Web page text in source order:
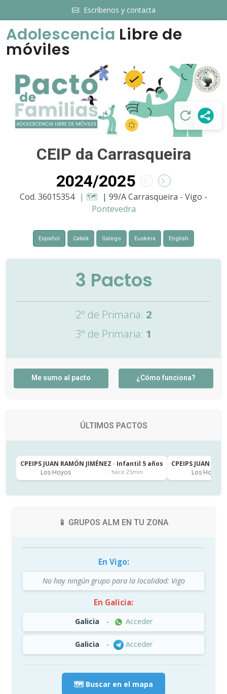
Escríbenos y contacta
Adolescencia Libre de
móviles
CEIP da Carrasqueira
2024/2025
Cod. 36015354 | 🗺️ | 99/A Carrasqueira - Vigo -
Pontevedra
Español Català Galego Euskera English
3 Pactos
2º de Primaria: 2
3º de Primaria: 1
Me sumo al pacto ¿Cómo funciona?
ÚLTIMOS PACTOS
CPEIPS JUAN RAMÓN JIMÉNEZ · Infantil 5 años
Los Hoyos
hace 25min
CPEIPS JUAN
Los Hoyos
📱 GRUPOS ALM EN TU ZONA
En Vigo:
No hay ningún grupo para la localidad: Vigo
En Galicia:
Galicia - Acceder
Galicia - Acceder
🗺️ Buscar en el mapa